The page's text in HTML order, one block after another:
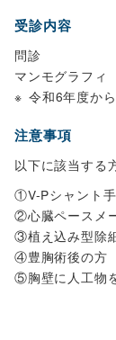
受診内容
問診
マンモグラフィ
令和6年度か
注意事項
以下に該当する
①V-Pシャント
②心臓ペースメ
③植え込み型除
④豊胸術後の方
⑤胸壁に人工物